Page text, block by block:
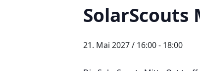
SolarScouts
21. Mai 2027 / 16:00- 18:00